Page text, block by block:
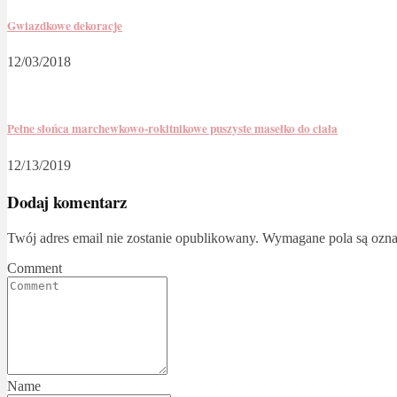
Gwiazdkowe dekoracje
12/03/2018
Pełne słońca marchewkowo-rokitnikowe puszyste masełko do ciała
12/13/2019
Dodaj komentarz
Twój adres email nie zostanie opublikowany. Wymagane pola są
Comment
Name